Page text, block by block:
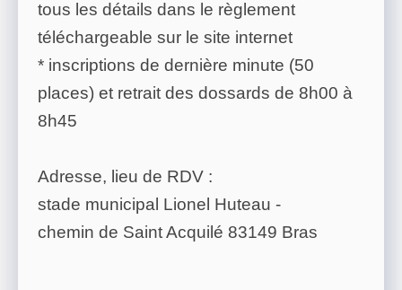
tous les détails dans le règlement
téléchargeable sur le site internet
* inscriptions de dernière minute (50
places) et retrait des dossards de 8h00 à
8h45
Adresse, lieu de RDV :
stade municipal Lionel Huteau -
chemin de Saint Acquilé 83149 Bras